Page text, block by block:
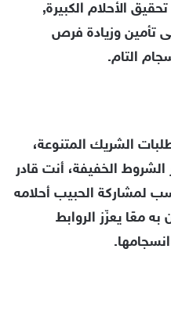
الأحلام الكبيرة,
تأمين وزيادة فرص
التام.
الشريك المتنوعة،
الخفيفة، أنت قادر
لمشاركة الحبيب أحلامه
معًا يعزّز الروابط